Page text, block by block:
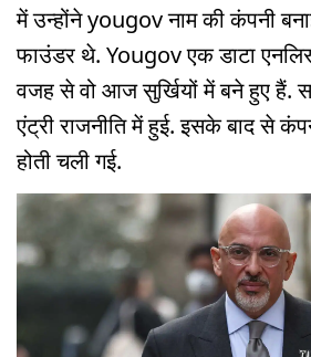
में उन्होंने yougov नाम की कंपनी
फाउंडर थे. Yougov एक डाटा
वजह से वो आज सुर्खियों में बने हुए हैं.
एंट्री राजनीति में हुई. इसके बाद से
होती चली गई.